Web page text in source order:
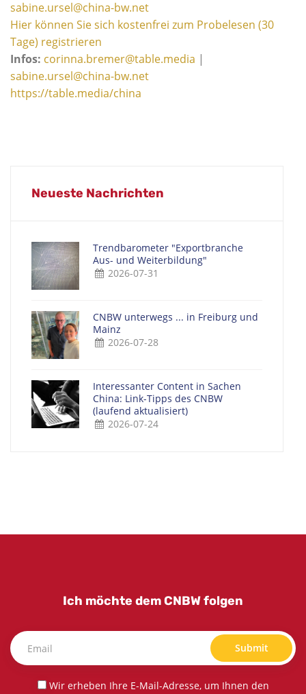
sabine.ursel@china-bw.net
Hier können Sie sich kostenfrei zum Probelesen (30
Tage) registrieren
Infos: corinna.bremer@table.media |
sabine.ursel@china-bw.net
https://table.media/china
Neueste Nachrichten
Trendbarometer "Exportbranche
Aus- und Weiterbildung"
2026-07-31
CNBW unterwegs ... in Freiburg und
Mainz
2026-07-28
Interessanter Content in Sachen
China: Link-Tipps des CNBW
(laufend aktualisiert)
2026-07-24
Ich möchte dem CNBW folgen
Submit
Wir erheben Ihre E-Mail-Adresse, um Ihnen den